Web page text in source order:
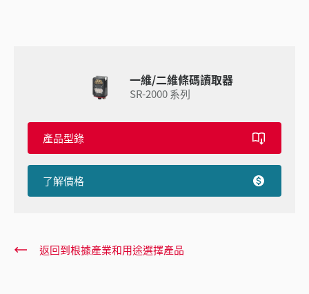
一維/二維條碼讀取器
SR-2000 系列
產品型錄
了解價格
返回到根據產業和用途選擇產品